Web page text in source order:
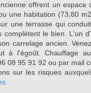
offrent un espace
une habitation (73,80
une terrasse qui
complètent le bien. L'un
carrelage ancien.
à l'égoût. Chauffage
08 95 91 92 ou par mail
sur les risques